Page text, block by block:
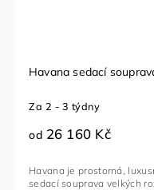
20 510 Kč
Sedací souprava FABIO je
nadstandardní komfort.
nábytkové řešení je